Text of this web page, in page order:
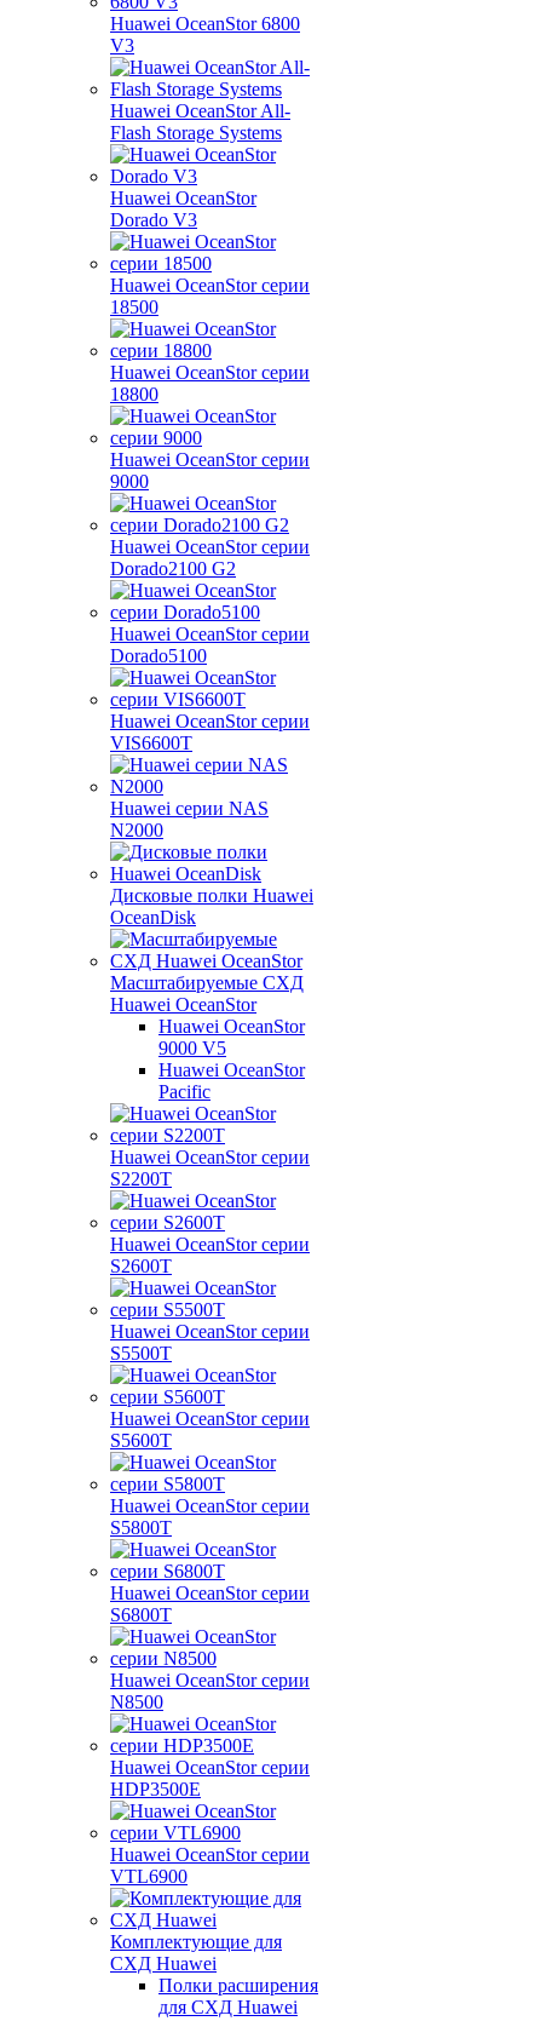
Huawei OceanStor 6800
V3
Huawei OceanStor All-
Flash Storage Systems
Huawei OceanStor
Dorado V3
Huawei OceanStor серии
18500
Huawei OceanStor серии
18800
Huawei OceanStor серии
9000
Huawei OceanStor серии
Dorado2100 G2
Huawei OceanStor серии
Dorado5100
Huawei OceanStor серии
VIS6600T
Huawei серии NAS
N2000
Дисковые полки Huawei
OceanDisk
Масштабируемые СХД
Huawei OceanStor
Huawei OceanStor
9000 V5
Huawei OceanStor
Pacific
Huawei OceanStor серии
S2200T
Huawei OceanStor серии
S2600T
Huawei OceanStor серии
S5500T
Huawei OceanStor серии
S5600T
Huawei OceanStor серии
S5800T
Huawei OceanStor серии
S6800T
Huawei OceanStor серии
N8500
Huawei OceanStor серии
HDP3500E
Huawei OceanStor серии
VTL6900
Комплектующие для
СХД Huawei
Полки расширения
для СХД Huawei